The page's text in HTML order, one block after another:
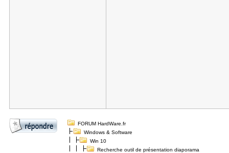
FORUM HardWare.fr
Windows & Software
Win 10
Recherche outil de présentation diaporama